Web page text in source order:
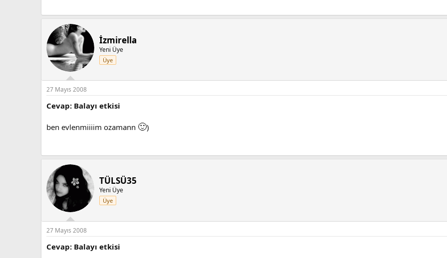
İzmirella
Yeni Üye
Üye
27 Mayıs 2008
Cevap: Balayı etkisi
ben evlenmiiiim ozamann 🙂)
TÜLSÜ35
Yeni Üye
Üye
27 Mayıs 2008
Cevap: Balayı etkisi